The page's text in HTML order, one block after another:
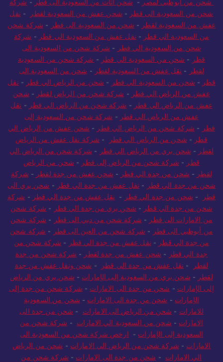
شحن من أبوظبي لمصر-شحن اثاث من السعودية الى قطر-شركة
شحن من السعودية الى قطر-شحن عفش من السعودية لقطر-نقل
عفش من السعودية لقطر-شحن من السعودية الى قطر- شركة شحن
من السعودية الي قطر-نقل عفش من السعودية الي قطر-شركة
شحن من السعودية الي قطر-شركة شحن من السعودية الى
قطر-شحن من السعودية الي قطر-شركة شحن من السعودية
لقطر-نقل عفش من السعودية لقطر-شحن من السعودية الى
قطر-شحن من السعودية الي قطر- شحن من الرياض الي قطر-نقل
عفش من الرياض الي قطر-شركة شحن من الرياض لقطر-شحن
عفش من الرياض الي قطر-شركة شحن من الرياض الي قطر-نقل
عفش من الرياض الي قطر-شركة شحن من السعودية إلى
قطر- شركة شحن من الرياض الي قطر-شحن عفش من الرياض الي
قطر-شحن من الرياض الي قطر-شركة نقل عفش من الرياض
لقطر- شحن بري من الرياض الي قطر- شركة شحن من الرياض الي
قطر- شركة شحن من الرياض إلى قطر-شحن من الرياض
لقطر-شحن من جدة الي قطر-شحن عفش من جدة لقطر-شركة
شحن من جدة الي قطر- نقل عفش من جدة الي قطر-شحن بري الى
قطر- شحن من جدة الي قطر-نقل عفش من جدة الي قطر-شركة
شحن من جدة الي قطر-شحن بري من جدة الي قطر-شركة شحن
من الامارات الى قطر-شركة شحن من دبي الى قطر-شركة شحن
من أبوظبي الى قطر- شركة شحن من العين الى قطر- شركة شحن
من جدة الي قطر-نقل عفش من جدة الي قطر-شركة شحن من
جدة الي قطر- شحن عفش من جدة لقطر- شركة شحن من جدة
لقطر- نقل عفش من جدة الي قطر-شحن ونقل عفش من جدة
لقطر-شحن بري من السعودية إلى الإمارات-شحن بري من الرياض
إلى الإمارات -شحن من جدة الى الامارات- شركة شحن من جدة إلى
الإمارات -شحن من جدة الى الامارات- شحن من السعودية
للامارات-شحن من الرياض الى الامارات-شحن من جدة الى
الامارات-شحن من السعودية الي الامارات -شركة شحن من
السعودية إلى الإمارات-ارخص شركة شحن من السعودية الى
الامارات- شركة شحن من الرياض الي الامارات-شحن من الرياض
الي الامارات-شحن من جدة الى الامارات-شركة شحن من